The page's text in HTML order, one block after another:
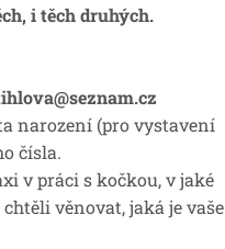
i těch druhých.
narození (pro vystavení
čísla.
v práci s kočkou, v jaké
věnovat, jaká je vaše